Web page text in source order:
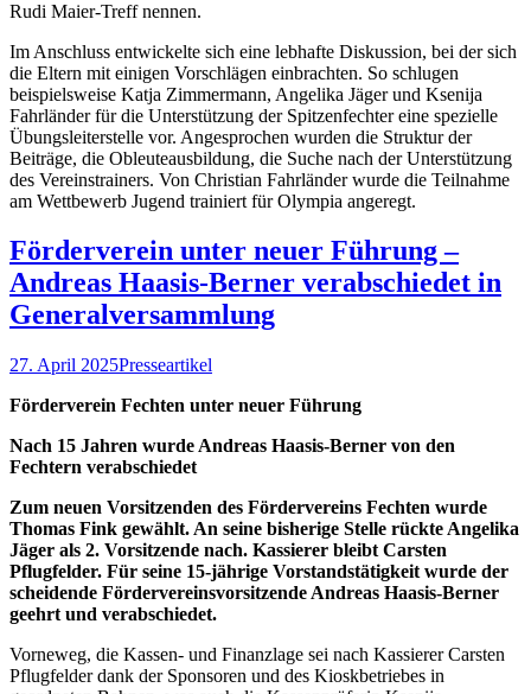
Rudi Maier-Treff nennen.
Im Anschluss entwickelte sich eine lebhafte Diskussion, bei der sich
die Eltern mit einigen Vorschlägen einbrachten. So schlugen
beispielsweise Katja Zimmermann, Angelika Jäger und Ksenija
Fahrländer für die Unterstützung der Spitzenfechter eine spezielle
Übungsleiterstelle vor. Angesprochen wurden die Struktur der
Beiträge, die Obleuteausbildung, die Suche nach der Unterstützung
des Vereinstrainers. Von Christian Fahrländer wurde die Teilnahme
am Wettbewerb Jugend trainiert für Olympia angeregt.
Förderverein unter neuer Führung –
Andreas Haasis-Berner verabschiedet in
Generalversammlung
27. April 2025Presseartikel
Förderverein Fechten unter neuer Führung
Nach 15 Jahren wurde Andreas Haasis-Berner von den
Fechtern verabschiedet
Zum neuen Vorsitzenden des Fördervereins Fechten wurde
Thomas Fink gewählt. An seine bisherige Stelle rückte Angelika
Jäger als 2. Vorsitzende nach. Kassierer bleibt Carsten
Pflugfelder. Für seine 15-jährige Vorstandstätigkeit wurde der
scheidende Fördervereinsvorsitzende Andreas Haasis-Berner
geehrt und verabschiedet.
Vorneweg, die Kassen- und Finanzlage sei nach Kassierer Carsten
Pflugfelder dank der Sponsoren und des Kioskbetriebes in